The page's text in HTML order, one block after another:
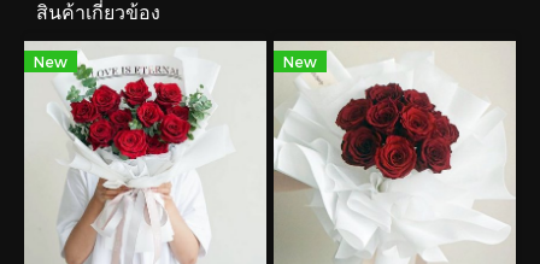
สินค้าเกี่ยวข้อง
New New